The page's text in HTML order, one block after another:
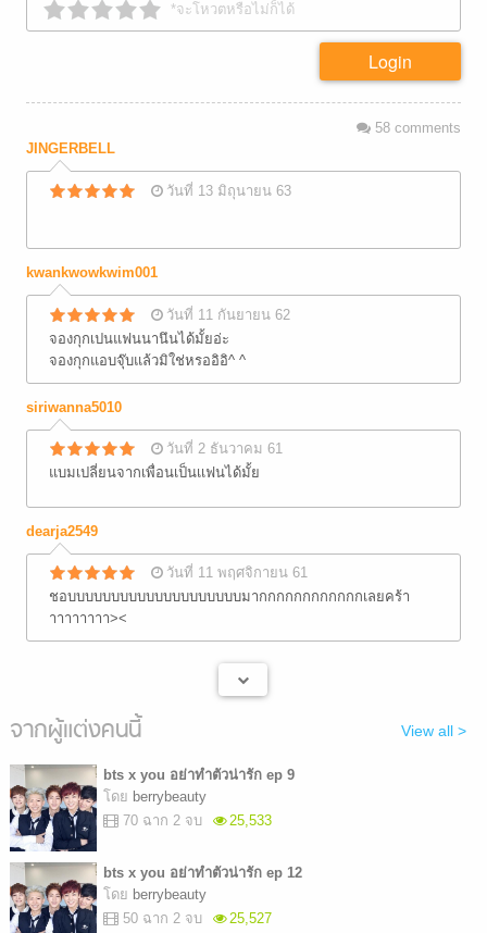
*จะโหวตหรือไม่ก็ได้
Login
58comments
JINGERBELL
วันที่ 13 มิถุนายน 63
kwankwowkwim001
วันที่ 11 กันยายน 62
จองกุกเปนแฟนนานึนได้มั้ยอ่ะ
จองกุกแอบจุ๊บแล้วมิใช่หรออิอิ^ ^
siriwanna5010
วันที่ 2 ธันวาคม 61
แบมเปลี่ยนจากเพื่อนเป็นเเฟนได้มั้ย
dearja2549
วันที่ 11 พฤศจิกายน 61
ชอบบบบบบบบบบบบบบบบบบบบมากกกกกกกกกกกกเลยคร้า
าาาาาาาา><
จากผู้แต่งคนนี้ View all >
bts x you อย่าทำตัวน่ารัก ep 9
โดย berrybeauty
70 ฉาก 2 จบ
25,533
bts x you อย่าทำตัวน่ารัก ep 12
โดย berrybeauty
50 ฉาก 2 จบ
25,527